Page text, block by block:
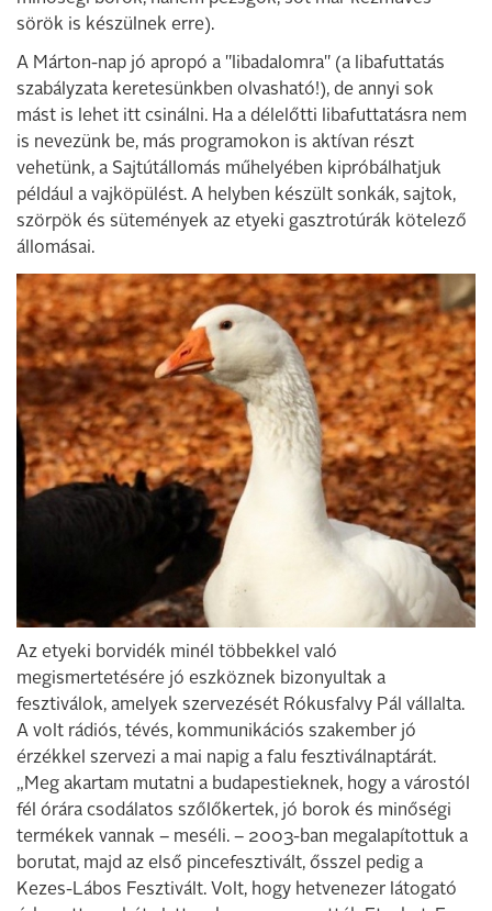
sörök is készülnek erre).
A Márton-nap jó apropó a "libadalomra" (a libafuttatás
szabályzata keretesünkben olvasható!), de annyi sok
mást is lehet itt csinálni. Ha a délelőtti libafuttatásra nem
is nevezünk be, más programokon is aktívan részt
vehetünk, a Sajtútállomás műhelyében kipróbálhatjuk
például a vajköpülést. A helyben készült sonkák, sajtok,
szörpök és sütemények az etyeki gasztrotúrák kötelező
állomásai.
Az etyeki borvidék minél többekkel való
megismertetésére jó eszköznek bizonyultak a
fesztiválok, amelyek szervezését Rókusfalvy Pál vállalta.
A volt rádiós, tévés, kommunikációs szakember jó
érzékkel szervezi a mai napig a falu fesztiválnaptárát.
„Meg akartam mutatni a budapestieknek, hogy a várostól
fél órára csodálatos szőlőkertek, jó borok és minőségi
termékek vannak – meséli. – 2003-ban megalapítottuk a
borutat, majd az első pincefesztivált, ősszel pedig a
Kezes-Lábos Fesztivált. Volt, hogy hetvenezer látogató